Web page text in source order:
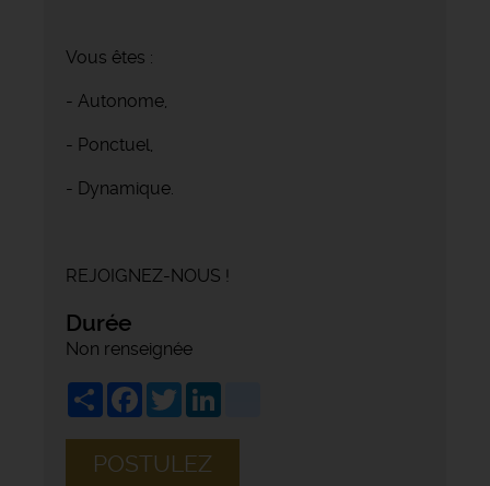
Vous êtes :
- Autonome,
- Ponctuel,
- Dynamique.
REJOIGNEZ-NOUS !
Durée
Non renseignée
ShareFacebook
Twitter
POSTULEZ